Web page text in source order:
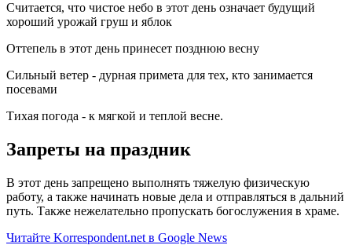
Считается, что чистое небо в этот день означает будущий
хороший урожай груш и яблок
Оттепель в этот день принесет позднюю весну
Сильный ветер - дурная примета для тех, кто занимается
посевами
Тихая погода - к мягкой и теплой весне.
Запреты на праздник
В этот день запрещено выполнять тяжелую физическую
работу, а также начинать новые дела и отправляться в дальний
путь. Также нежелательно пропускать богослужения в храме.
Читайте Korrespondent.net в Google News